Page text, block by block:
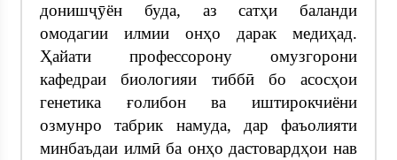
донишҷӯён буда, аз сатҳи баланди
омодагии илмии онҳо дарак медиҳад.
Ҳайати профессорону омузгорони
кафедраи биологияи тиббӣ бо асосҳои
генетика ғолибон ва иштирокчиёни
озмунро табрик намуда, дар фаъолияти
минбаъдаи илмӣ ба онҳо дастовардҳои нав